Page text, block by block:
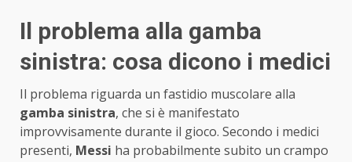
Il problema alla gamba
sinistra: cosa dicono i medici
Il problema riguarda un fastidio muscolare alla
gamba sinistra, che si è manifestato
improvvisamente durante il gioco. Secondo i medici
presenti, Messi ha probabilmente subito un crampo